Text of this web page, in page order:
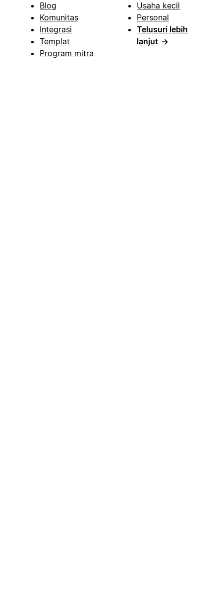
Blog
Komunitas
Integrasi
Templat
Program mitra
Usaha kecil
Personal
Telusuri lebih
lanjut →